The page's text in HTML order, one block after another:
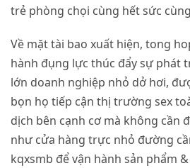
trẻ phòng chọi cùng hết sức
Về mặt tài bao xuất hiện, tong
hành đụng lực thúc đẩy sự phát
lớn doanh nghiệp nhỏ dở hơi,
bọn họ tiếp cận thị trường sex
dịch bên cạnh cơ mà không cần
như cửa hàng trực nhỏ đường
kqxsmb để vận hành sản phẩm